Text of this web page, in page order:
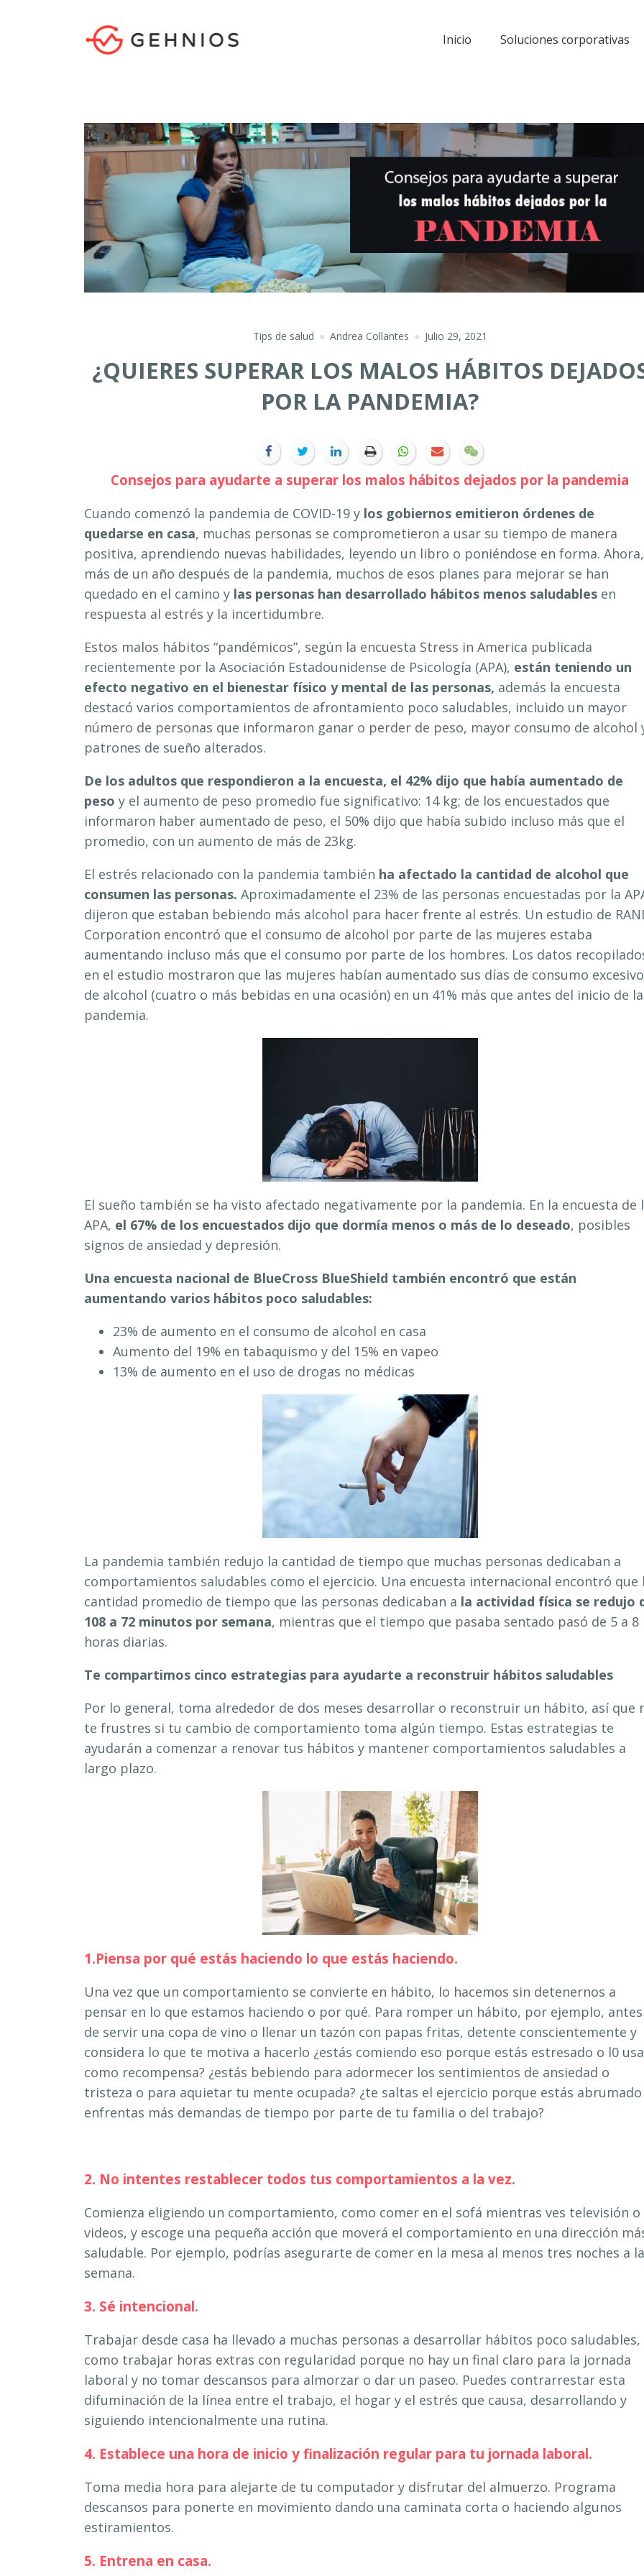
Inicio Soluciones corporativas
Tips de salud Andrea Collantes Julio 29, 2021
¿QUIERES SUPERAR LOS MALOS HÁBITOS
POR LA PANDEMIA?
Consejos para ayudarte a superar los malos hábitos dejados por la pandemia
Cuando comenzó la pandemia de COVID-19 y los gobiernos emitieron órdenes de
quedarse en casa, muchas personas se comprometieron a usar su tiempo de manera
positiva, aprendiendo nuevas habilidades, leyendo un libro o poniéndose en forma. Ahora,
más de un año después de la pandemia, muchos de esos planes para mejorar se han
quedado en el camino y las personas han desarrollado hábitos menos saludables en
respuesta al estrés y la incertidumbre.
Estos malos hábitos “pandémicos”, según la encuesta Stress in America publicada
recientemente por la Asociación Estadounidense de Psicología (APA), están teniendo un
efecto negativo en el bienestar físico y mental de las personas, además la encuesta
destacó varios comportamientos de afrontamiento poco saludables, incluido un mayor
número de personas que informaron ganar o perder de peso, mayor consumo de alcohol
patrones de sueño alterados.
De los adultos que respondieron a la encuesta, el 42% dijo que había aumentado de
peso y el aumento de peso promedio fue significativo: 14 kg; de los encuestados que
informaron haber aumentado de peso, el 50% dijo que había subido incluso más que el
promedio, con un aumento de más de 23kg.
El estrés relacionado con la pandemia también ha afectado la cantidad de alcohol que
consumen las personas. Aproximadamente el 23% de las personas encuestadas por la
dijeron que estaban bebiendo más alcohol para hacer frente al estrés. Un estudio de
Corporation encontró que el consumo de alcohol por parte de las mujeres estaba
aumentando incluso más que el consumo por parte de los hombres. Los datos
en el estudio mostraron que las mujeres habían aumentado sus días de consumo excesivo
de alcohol (cuatro o más bebidas en una ocasión) en un 41% más que antes del inicio de la
pandemia.
El sueño también se ha visto afectado negativamente por la pandemia. En la encuesta de
APA, el 67% de los encuestados dijo que dormía menos o más de lo deseado, posibles
signos de ansiedad y depresión.
Una encuesta nacional de BlueCross BlueShield también encontró que están
aumentando varios hábitos poco saludables:
23% de aumento en el consumo de alcohol en casa
Aumento del 19% en tabaquismo y del 15% en vapeo
13% de aumento en el uso de drogas no médicas
La pandemia también redujo la cantidad de tiempo que muchas personas dedicaban a
comportamientos saludables como el ejercicio. Una encuesta internacional encontró que
cantidad promedio de tiempo que las personas dedicaban a la actividad física se redujo
108 a 72 minutos por semana, mientras que el tiempo que pasaba sentado pasó de 5 a 8
horas diarias.
Te compartimos cinco estrategias para ayudarte a reconstruir hábitos saludables
Por lo general, toma alrededor de dos meses desarrollar o reconstruir un hábito, así que
te frustres si tu cambio de comportamiento toma algún tiempo. Estas estrategias te
ayudarán a comenzar a renovar tus hábitos y mantener comportamientos saludables a
largo plazo.
1.Piensa por qué estás haciendo lo que estás haciendo.
Una vez que un comportamiento se convierte en hábito, lo hacemos sin detenernos a
pensar en lo que estamos haciendo o por qué. Para romper un hábito, por ejemplo, antes
de servir una copa de vino o llenar un tazón con papas fritas, detente conscientemente y
considera lo que te motiva a hacerlo ¿estás comiendo eso porque estás estresado o l0
como recompensa? ¿estás bebiendo para adormecer los sentimientos de ansiedad o
tristeza o para aquietar tu mente ocupada? ¿te saltas el ejercicio porque estás
enfrentas más demandas de tiempo por parte de tu familia o del trabajo?
2. No intentes restablecer todos tus comportamientos a la vez.
Comienza eligiendo un comportamiento, como comer en el sofá mientras ves televisión o
videos, y escoge una pequeña acción que moverá el comportamiento en una dirección
saludable. Por ejemplo, podrías asegurarte de comer en la mesa al menos tres noches a la
semana.
3. Sé intencional.
Trabajar desde casa ha llevado a muchas personas a desarrollar hábitos poco saludables,
como trabajar horas extras con regularidad porque no hay un final claro para la jornada
laboral y no tomar descansos para almorzar o dar un paseo. Puedes contrarrestar esta
difuminación de la línea entre el trabajo, el hogar y el estrés que causa, desarrollando y
siguiendo intencionalmente una rutina.
4. Establece una hora de inicio y finalización regular para tu jornada laboral.
Toma media hora para alejarte de tu computador y disfrutar del almuerzo. Programa
descansos para ponerte en movimiento dando una caminata corta o haciendo algunos
estiramientos.
5. Entrena en casa.